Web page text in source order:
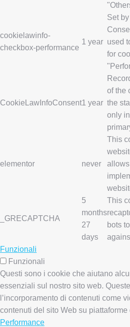
cookielawinfo-
checkbox-performance
1 year
Set
used
for
CookieLawInfoConsent1 year
of the
the
only
elementor never
This
_GRECAPTCHA
5
months
27
days
This
bots
Funzionali
Funzionali
Questi sono i cookie che aiutano
essenziali sul nostro sito web.
l’incorporamento di contenuti come
contenuti del sito Web su
Performance